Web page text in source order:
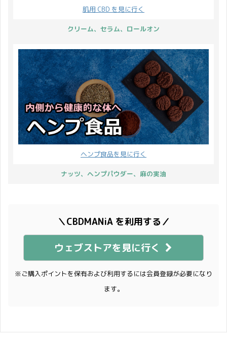
肌用 CBD を見に行く
クリーム、セラム、ロールオン
ヘンプ食品を見に行く
ナッツ、ヘンプパウダー、麻の実油
＼CBDMANiA を利用する／
ウェブストアを見に行く
※ご購入ポイントを保有および利用するには会員登録が必要になり
ます。